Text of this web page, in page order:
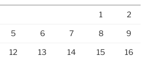
1 2
5 6 7 8 9
12 13 14 15 16